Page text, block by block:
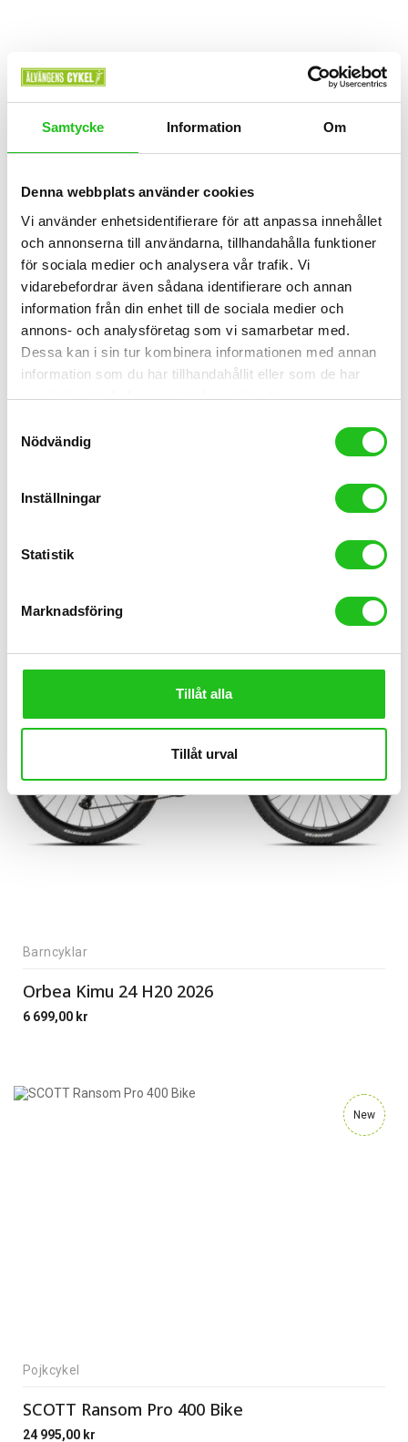
Samtycke Information Om
Denna webbplats använder cookies
Vi använder enhetsidentifierare för att anpassa innehållet
och annonserna till användarna, tillhandahålla funktioner
för sociala medier och analysera vår trafik. Vi
vidarebefordrar även sådana identifierare och annan
information från din enhet till de sociala medier och
annons- och analysföretag som vi samarbetar med.
Dessa kan i sin tur kombinera informationen med annan
information som du har tillhandahållit eller som de har
samlat in när du har använt deras tjänster.
Nödvändig
Inställningar
Statistik
Marknadsföring
Tillåt alla
Tillåt urval
Orbea Kimu 24 H10 TR 2026
Barncyklar
Orbea Kimu 24 H20 2026
6 699,00 kr
New
Pojkcykel
SCOTT Ransom Pro 400 Bike
24 995,00 kr